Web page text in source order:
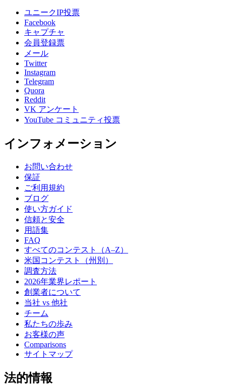
ユニークIP投票
Facebook
キャプチャ
会員登録票
メール
Twitter
Instagram
Telegram
Quora
Reddit
VK アンケート
YouTube コミュニティ投票
インフォメーション
お問い合わせ
保証
ご利用規約
ブログ
使い方ガイド
信頼と安全
用語集
FAQ
すべてのコンテスト（A–Z）
米国コンテスト（州別）
調査方法
2026年業界レポート
創業者について
当社 vs 他社
チーム
私たちの歩み
お客様の声
Comparisons
サイトマップ
法的情報